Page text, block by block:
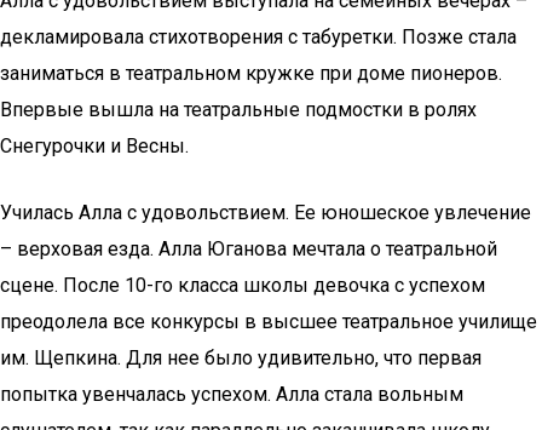
декламировала стихотворения с табуретки. Позже стала
заниматься в театральном кружке при доме пионеров.
Впервые вышла на театральные подмостки в ролях
Снегурочки и Весны.
Училась Алла с удовольствием. Ее юношеское увлечение
– верховая езда. Алла Юганова мечтала о театральной
сцене. После 10-го класса школы девочка с успехом
преодолела все конкурсы в высшее театральное училище
им. Щепкина. Для нее было удивительно, что первая
попытка увенчалась успехом. Алла стала вольным